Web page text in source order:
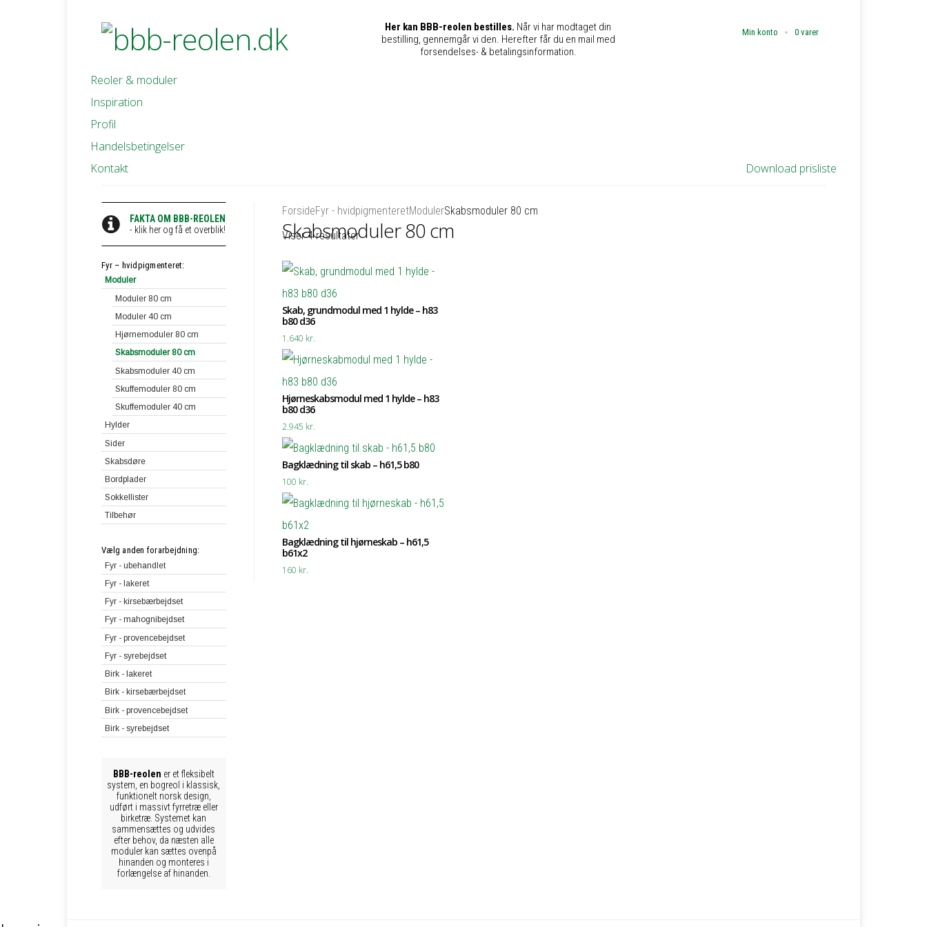
Min konto 0 varer
Her kan BBB-reolen bestilles. Når vi har modtaget din
bestilling, gennemgår vi den. Herefter får du en mail med
forsendelses- & betalingsinformation.
Reoler & moduler
Inspiration
Profil
Handelsbetingelser
Download prisliste
Kontakt
ForsideFyr - hvidpigmenteretModulerSkabsmoduler 80 cm
Skabsmoduler 80 cm
Viser 4 resultater
Skab, grundmodul med 1 hylde – h83
b80 d36
1.640 kr.
Hjørneskabsmodul med 1 hylde – h83
b80 d36
2.945 kr.
Bagklædning til skab – h61,5 b80
100 kr.
Bagklædning til hjørneskab – h61,5
b61x2
160 kr.
FAKTA OM BBB-REOLEN
- klik her og få et overblik!
Fyr – hvidpigmenteret:
Moduler
Moduler 80 cm
Moduler 40 cm
Hjørnemoduler 80 cm
Skabsmoduler 80 cm
Skabsmoduler 40 cm
Skuffemoduler 80 cm
Skuffemoduler 40 cm
Hylder
Hylder 80 cm
Hylder 40 cm
Hylder 100 cm
Hylder i specialmål
Mediehylder
Sider
Skabsdøre
Bordplader
Skriveplader
Skrivebordsplader
Sokkellister
Tilbehør
Vælg anden forarbejdning:
Fyr - ubehandlet
Fyr - lakeret
Fyr - kirsebærbejdset
Fyr - mahognibejdset
Fyr - provencebejdset
Fyr - syrebejdset
Birk - lakeret
Birk - kirsebærbejdset
Birk - provencebejdset
Birk - syrebejdset
BBB-reolen er et fleksibelt
system, en bogreol i klassisk,
funktionelt norsk design,
udført i massivt fyrretræ eller
birketræ. Systemet kan
sammensættes og udvides
efter behov, da næsten alle
moduler kan sættes ovenpå
hinanden og monteres i
forlængelse af hinanden.